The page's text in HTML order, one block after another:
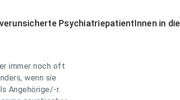
PsychiatriepatientInnen in die
immer noch oft
wenn sie
Angehörige/-r.